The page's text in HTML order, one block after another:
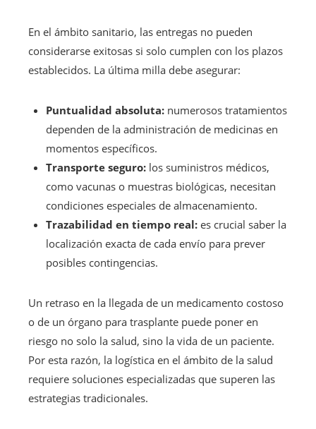
En el ámbito sanitario, las entregas no pueden
considerarse exitosas si solo cumplen con los plazos
establecidos. La última milla debe asegurar:
Puntualidad absoluta: numerosos tratamientos
dependen de la administración de medicinas en
momentos específicos.
Transporte seguro: los suministros médicos,
como vacunas o muestras biológicas, necesitan
condiciones especiales de almacenamiento.
Trazabilidad en tiempo real: es crucial saber la
localización exacta de cada envío para prever
posibles contingencias.
Un retraso en la llegada de un medicamento costoso
o de un órgano para trasplante puede poner en
riesgo no solo la salud, sino la vida de un paciente.
Por esta razón, la logística en el ámbito de la salud
requiere soluciones especializadas que superen las
estrategias tradicionales.